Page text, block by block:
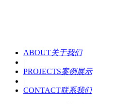
ABOUT关于我们
|
PROJECTS案例展示
|
CONTACT联系我们